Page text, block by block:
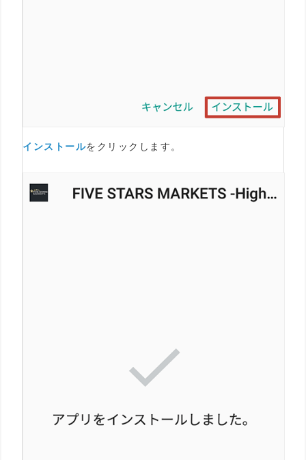
インストールをクリックします。